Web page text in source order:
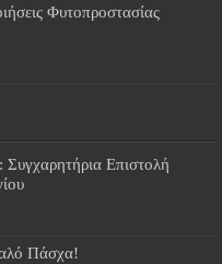
Φυτοπροστασίας
Επιστολή
Πάσχα!